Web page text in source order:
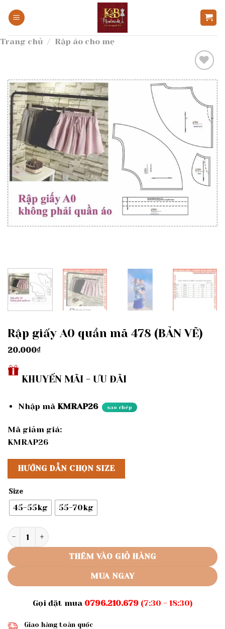
qua
dung
Trang chủ / Rập áo cho mẹ
Add to
wishlist
Rập giấy A0 quần mã 478 (BẢN VẼ)
20.000₫
KHUYẾN MÃI - ƯU ĐÃI
Nhập mã KMRAP26 sao chép
Mã giảm giá:
KMRAP26
HƯỚNG DẪN CHỌN SIZE
Size
45-55kg 55-70kg
Rập giấy A0 quần mã 478 (BẢN VẼ) số lượng
THÊM VÀO GIỎ HÀNG
MUA NGAY
Gọi đặt mua 0796.210.679(7:30 - 18:30)
Giao hàng toàn quốc